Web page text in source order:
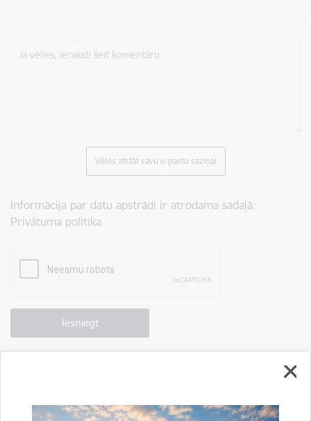
Ja vēlies, ieraksti šeit komentāru
Vēlos atstāt savu e-pastu saziņai
Informācija par datu apstrādi ir atrodama sadaļā:
Privātuma politika